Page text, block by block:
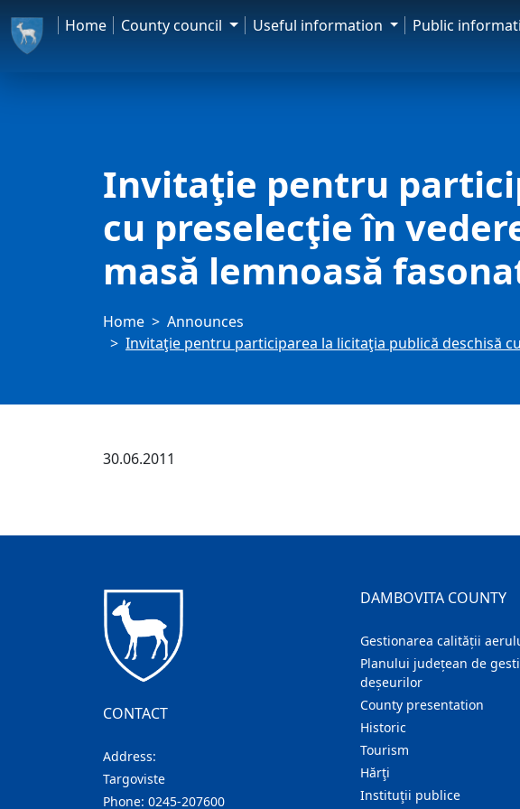
Home County council Useful information Public
Invitaţie pentru
cu preselecţie în
masă lemnoasă
Home
Announces
Invitaţie pentru participarea la licitaţia publică deschisă
30.06.2011
CONTACT
Address:
Targoviste
Phone: 0245-207600
DAMBOVITA COUNTY
Gestionarea calității
Planului județean de
deșeurilor
County presentation
Historic
Tourism
Hărţi
Instituţii publice